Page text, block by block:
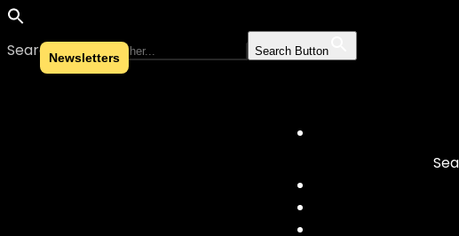
Search for: Search Button
Skip to content
Newsletters